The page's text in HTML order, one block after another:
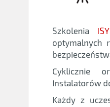
Szkolenia
optymalnych
Cyklicznie
Instalatorów
Każdy z